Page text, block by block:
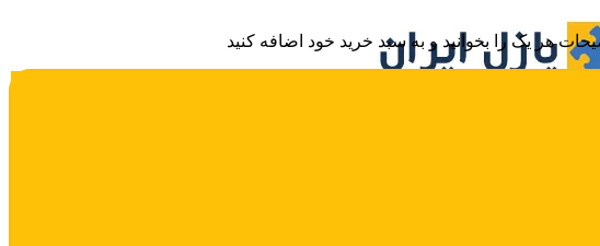
هر یک را بخوانید و به سبد خرید خود اضافه کنید